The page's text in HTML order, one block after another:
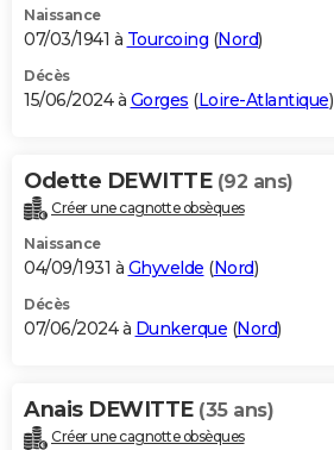
Naissance
07/03/1941 à Tourcoing (Nord)
Décès
15/06/2024 à Gorges (Loire-Atlantique)
Odette DEWITTE (92 ans)
Créer une cagnotte obsèques
Naissance
04/09/1931 à Ghyvelde (Nord)
Décès
07/06/2024 à Dunkerque (Nord)
Anais DEWITTE (35 ans)
Créer une cagnotte obsèques